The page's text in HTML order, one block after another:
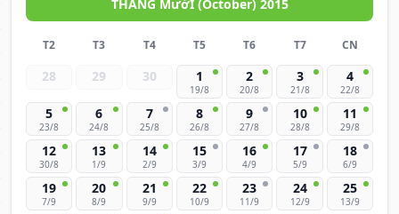
THÁNG MườI (October) 2015
T2 T3 T4 T5 T6 T7 CN
28 29 30 1
19/8
2
20/8
3
21/8
4
22/8
5
23/8
6
24/8
7
25/8
8
26/8
9
27/8
10
28/8
11
29/8
12
30/8
13
1/9
14
2/9
15
3/9
16
4/9
17
5/9
18
6/9
19
7/9
20
8/9
21
9/9
22
10/9
23
11/9
24
12/9
25
13/9